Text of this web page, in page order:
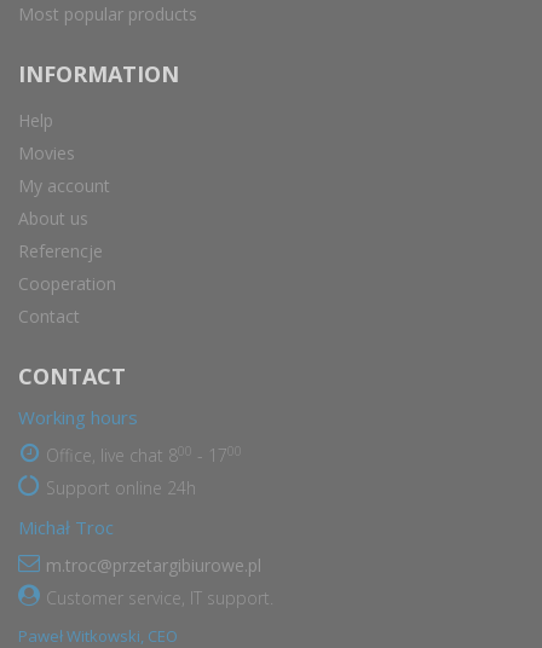
Most popular products
INFORMATION
Help
Movies
My account
About us
Referencje
Cooperation
Contact
CONTACT
Working hours
Office, live chat 8 - 17
Support online 24h
Michał Troc
m.troc@przetargibiurowe.pl
Customer service, IT support.
Paweł Witkowski, CEO